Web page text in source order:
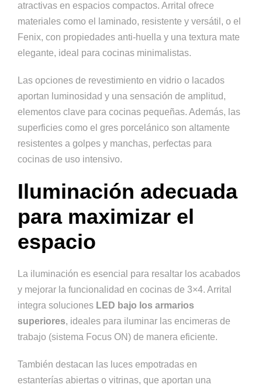
atractivas en espacios compactos. Arrital ofrece
materiales como el laminado, resistente y versátil, o el
Fenix, con propiedades anti-huella y una textura mate
elegante, ideal para cocinas minimalistas.
Las opciones de revestimiento en vidrio o lacados
aportan luminosidad y una sensación de amplitud,
elementos clave para cocinas pequeñas. Además, las
superficies como el gres porcelánico son altamente
resistentes a golpes y manchas, perfectas para
cocinas de uso intensivo.
Iluminación adecuada
para maximizar el
espacio
La iluminación es esencial para resaltar los acabados
y mejorar la funcionalidad en cocinas de 3×4. Arrital
integra soluciones LED bajo los armarios
superiores, ideales para iluminar las encimeras de
trabajo (sistema Focus ON) de manera eficiente.
También destacan las luces empotradas en
estanterías abiertas o vitrinas, que aportan una